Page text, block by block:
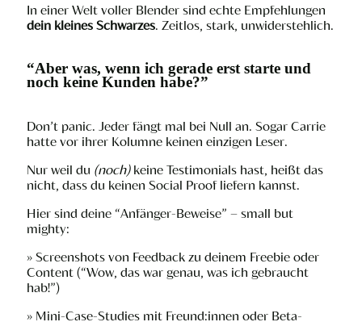
In einer Welt voller Blender sind echte Empfehlungen
dein kleines Schwarzes. Zeitlos, stark, unwiderstehlich.
“Aber was, wenn ich gerade erst starte und
noch keine Kunden habe?”
Don’t panic. Jeder fängt mal bei Null an. Sogar Carrie
hatte vor ihrer Kolumne keinen einzigen Leser.
Nur weil du (noch)keine Testimonials hast, heißt das
nicht, dass du keinen Social Proof liefern kannst.
Hier sind deine “Anfänger-Beweise” – small but
mighty:
» Screenshots von Feedback zu deinem Freebie oder
Content (“Wow, das war genau, was ich gebraucht
hab!”)
» Mini-Case-Studies mit Freund:innen oder Beta-